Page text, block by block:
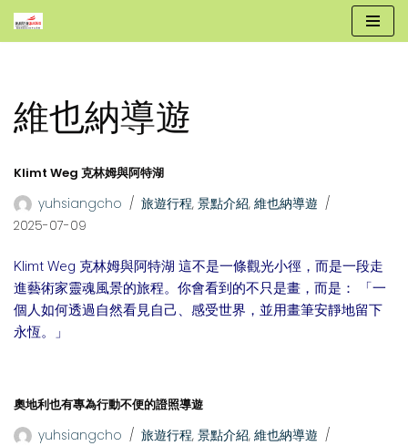
文
維也納導遊
Klimt Weg 克林姆與阿特湖
yuhsiangcho
旅遊行程, 景點介紹, 維也納導遊
2025-07-09
Klimt Weg 克林姆與阿特湖 這不是一條觀光小徑，而是一段走
進藝術家靈魂風景的旅程。你會看到的不只是畫，而是： 「一
個人如何透過自然看見自己、感受世界，並用畫筆安靜地留下
永恆。」
奧地利也有專為行動不便的證照導遊
yuhsiangcho
旅遊行程, 景點介紹, 維也納導遊